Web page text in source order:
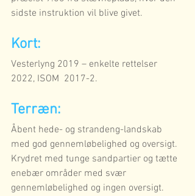
sidste instruktion vil blive givet.
Kort:
Vesterlyng 2019 – enkelte rettelser
2022, ISOM  2017-2.
Terræn:
Åbent hede- og strandeng-landskab
med god gennemløbelighed og oversigt.
Krydret med tunge sandpartier og tætte
enebær områder med svær
gennemløbelighed og ingen oversigt.